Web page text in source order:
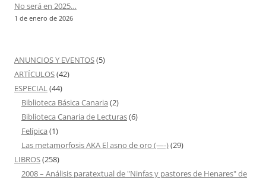
No será en 2025…
1 de enero de 2026
ANUNCIOS Y EVENTOS(5)
ARTÍCULOS(42)
ESPECIAL(44)
Biblioteca Básica Canaria (2)
Biblioteca Canaria de Lecturas(6)
Felípica (1)
Las metamorfosis AKA El asno de oro (—-)(29)
LIBROS(258)
2008 – Análisis paratextual de "Ninfas y pastores de Henares" de